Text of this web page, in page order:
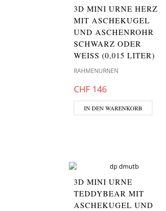
3D MINI URNE HERZ
MIT ASCHEKUGEL
UND ASCHENROHR
SCHWARZ ODER
WEISS (0,015 LITER)
RAHMENURNEN
CHF 146
IN DEN WARENKORB
3D MINI URNE
TEDDYBEAR MIT
ASCHEKUGEL UND